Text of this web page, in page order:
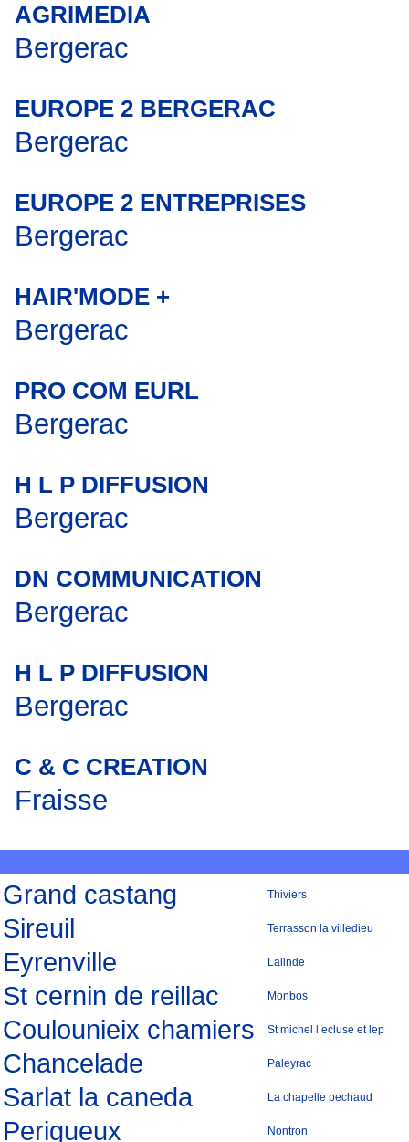
AGRIMEDIA
Bergerac
EUROPE 2 BERGERAC
Bergerac
EUROPE 2 ENTREPRISES
Bergerac
HAIR'MODE +
Bergerac
PRO COM EURL
Bergerac
H L P DIFFUSION
Bergerac
DN COMMUNICATION
Bergerac
H L P DIFFUSION
Bergerac
C & C CREATION
Fraisse
Grand castang Thiviers
Sireuil Terrasson la villedieu
Eyrenville Lalinde
St cernin de reillac Monbos
Coulounieix chamiers St michel l ecluse et lep
Chancelade Paleyrac
Sarlat la caneda La chapelle pechaud
Perigueux
Nontron